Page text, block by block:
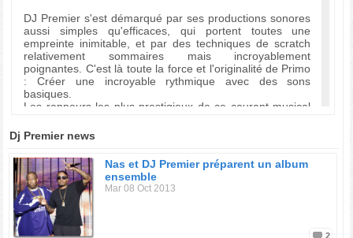
DJ Premier s'est démarqué par ses productions sonores
aussi simples qu'efficaces, qui portent toutes une
empreinte inimitable, et par des techniques de scratch
relativement sommaires mais incroyablement
poignantes. C'est là toute la force et l'originalité de Primo
: Créer une incroyable rythmique avec des sons
basiques.
Les rappeurs les plus prestigieux de ce courant musical
KRS-One, Crooklyn Dodgers, Jay-Z, Afu-Ra...
DJ Premier a aussi fondé avec Guru, un rappeur de
Boston, un groupe de légende du Hip Hop, Gang Starr
qui en cinq albums s'est imposé comme un des groupes
de rap les plus reconnus de la planète, et un duo à la
longévité exceptionnelle et à l'authenticité totale. Lors
des shows ou Gang Starr se produisait, le duo entre
Guru et Primo reflétait plus que jamais la symbiose du DJ
Dj Premier news
Nas et DJ Premier préparent un album
ensemble
Mar 08 Oct 2013
2